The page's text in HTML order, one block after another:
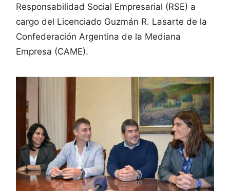
Responsabilidad Social Empresarial (RSE) a
cargo del Licenciado Guzmán R. Lasarte de la
Confederación Argentina de la Mediana
Empresa (CAME).